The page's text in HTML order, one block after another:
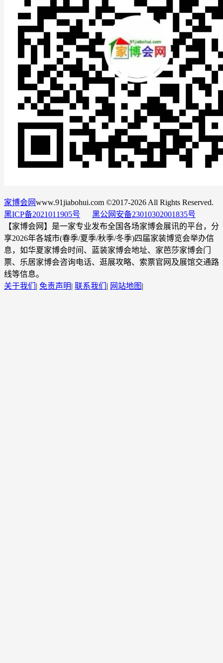
家博会网www.91jiabohui.com ©2017-2026 All Rights Reserved.
黑ICP备2021011905号
黑公网安备23010302001835号
【家博会网】是一家专业发布全国各场家博会展讯的平台，分
享2026年各城市(春季/夏季/秋季/冬季)四届家装博览会举办信
息，如华夏家博会时间、蓝装家博会地址、家芭莎家博会门
票、乐居家博会咨询电话、逛展攻略、索票官网及展馆交通路
线等信息。
关于我们 | 免责声明| 联系我们 | 网站地图 |